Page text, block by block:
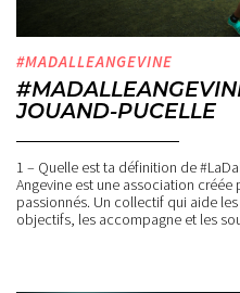
#MADALLEANGEVINE
JOUAND-PUCELLE
1 – Quelle est ta définition de
Angevine est une association
passionnés. Un collectif qui aide
objectifs, les accompagne et les